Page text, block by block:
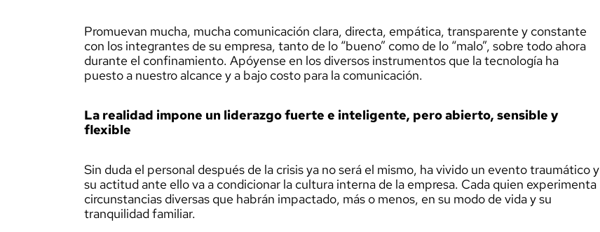
Promuevan mucha, mucha comunicación clara, directa, empática, transparente y constante
con los integrantes de su empresa, tanto de lo “bueno” como de lo “malo”, sobre todo ahora
durante el confinamiento. Apóyense en los diversos instrumentos que la tecnología ha
puesto a nuestro alcance y a bajo costo para la comunicación.
La realidad impone un liderazgo fuerte e inteligente, pero abierto, sensible y
flexible
Sin duda el personal después de la crisis ya no será el mismo, ha vivido un evento traumático y
su actitud ante ello va a condicionar la cultura interna de la empresa. Cada quien experimenta
circunstancias diversas que habrán impactado, más o menos, en su modo de vida y su
tranquilidad familiar.